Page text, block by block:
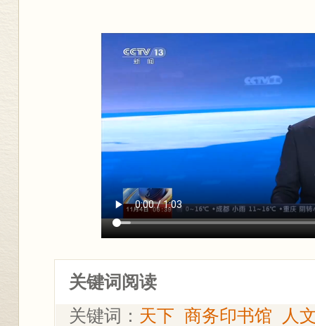
关键词阅读
关键词： 天下 商务印书馆
人